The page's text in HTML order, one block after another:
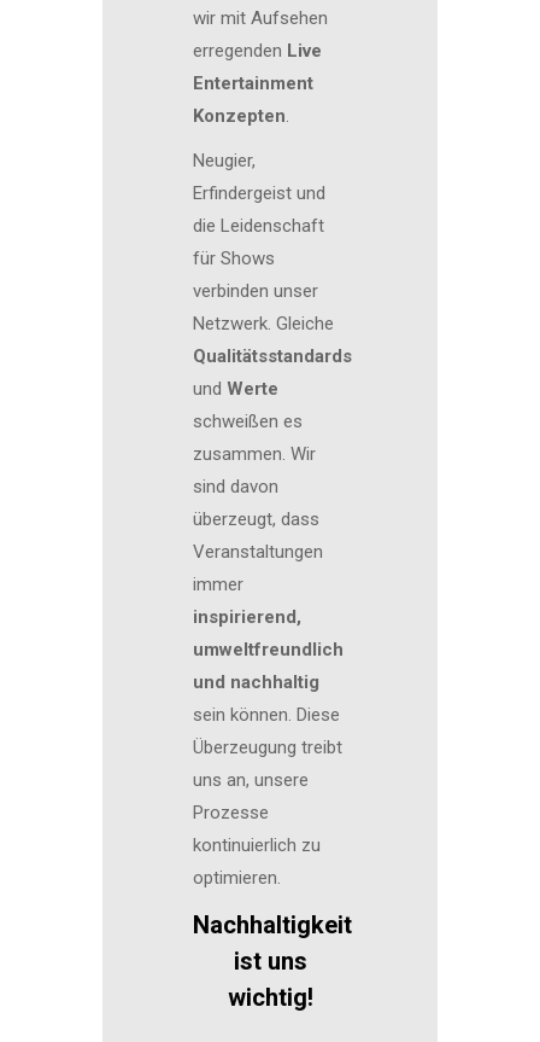
wir mit Aufsehen
erregenden Live
Entertainment
Konzepten.
Neugier,
Erfindergeist und
die Leidenschaft
für Shows
verbinden unser
Netzwerk. Gleiche
Qualitätsstandards
und Werte
schweißen es
zusammen. Wir
sind davon
überzeugt, dass
Veranstaltungen
immer
inspirierend,
umweltfreundlich
und nachhaltig
sein können. Diese
Überzeugung treibt
uns an, unsere
Prozesse
kontinuierlich zu
optimieren.
Nachhaltigkeit
ist uns
wichtig!